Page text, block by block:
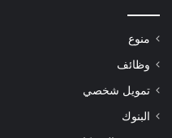
منوع
وظائف
تمويل شخصي
البنوك